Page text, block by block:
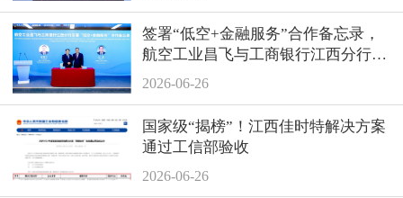
签署“低空+金融服务”合作备忘录，
航空工业昌飞与工商银行江西分行达
成战略合作
2026-06-26
国家级“揭榜”！江西佳时特解决方案
通过工信部验收
2026-06-26